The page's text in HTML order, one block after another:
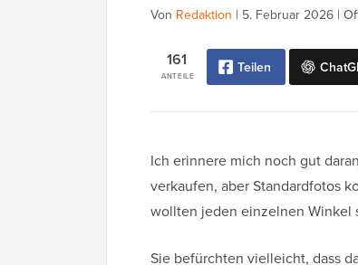
Von Redaktion | 5. Februar 2026 |
ANTEILE
161 Teilen
Ich erinnere mich noch gut
verkaufen, aber Standardfotos
wollten jeden einzelnen Winkel
Sie befürchten vielleicht, dass